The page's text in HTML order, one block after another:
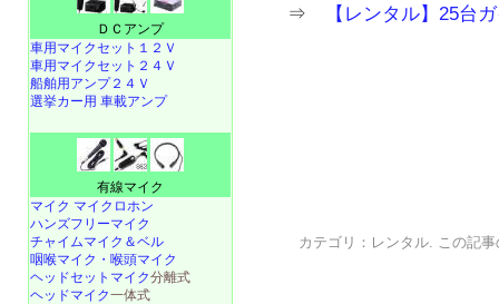
⇒ 【レンタル】25台
カテゴリ： レンタル. この記事
ＤＣアンプ
車用マイクセット１２Ｖ
車用マイクセット２４Ｖ
船舶用アンプ２４Ｖ
選挙カー用 車載アンプ
有線マイク
マイク マイクロホン
ハンズフリーマイク
チャイムマイク＆ベル
咽喉マイク・喉頭マイク
ヘッドセットマイク分離式
ヘッドマイク一体式